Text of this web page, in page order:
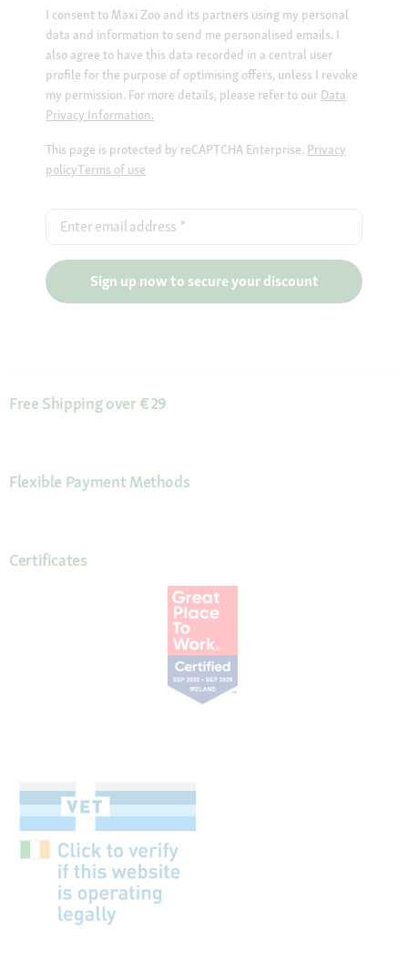
I consent to Maxi Zoo and its partners using my personal
data and information to send me personalised emails. I
also agree to have this data recorded in a central user
profile for the purpose of optimising offers, unless I revoke
my permission. For more details, please refer to our Data
Privacy Information.
This page is protected by reCAPTCHA Enterprise. Privacy
policyTerms of use
Enter email address *
Sign up now to secure your discount
Free Shipping over €29
Flexible Payment Methods
Certificates